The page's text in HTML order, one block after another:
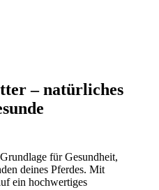
– natürliches
für Gesundheit,
deines Pferdes. Mit
ein hochwertiges